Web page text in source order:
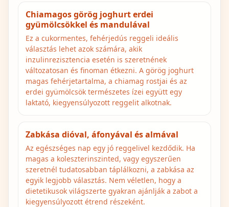
Chiamagos görög joghurt erdei
gyümölcsökkel és mandulával
Ez a cukormentes, fehérjedús reggeli ideális
választás lehet azok számára, akik
inzulinrezisztencia esetén is szeretnének
változatosan és finoman étkezni. A görög joghurt
magas fehérjetartalma, a chiamag rostjai és az
erdei gyümölcsök természetes ízei együtt egy
laktató, kiegyensúlyozott reggelit alkotnak.
Zabkása dióval, áfonyával és almával
Az egészséges nap egy jó reggelivel kezdődik. Ha
magas a koleszterinszinted, vagy egyszerűen
szeretnél tudatosabban táplálkozni, a zabkása az
egyik legjobb választás. Nem véletlen, hogy a
dietetikusok világszerte gyakran ajánlják a zabot a
kiegyensúlyozott étrend részeként.